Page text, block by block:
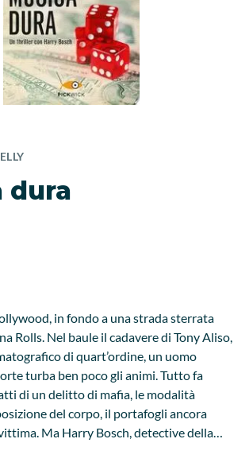
dura
in fondo a una strada sterrata
Rolls. Nel baule il cadavere di Tony Aliso,
di quart’ordine, un uomo
turba ben poco gli animi. Tutto fa
di un delitto di mafia, le modalità
del corpo, il portafogli ancora
Ma Harry Bosch, detective della